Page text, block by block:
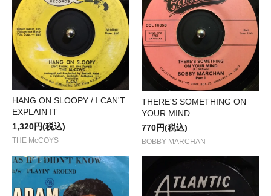
HANG ON SLOOPY / I CAN'T
EXPLAIN IT
1,320円(税込)
THE McCOYS
THERE'S SOMETHING ON
YOUR MIND
770円(税込)
BOBBY MARCHAN